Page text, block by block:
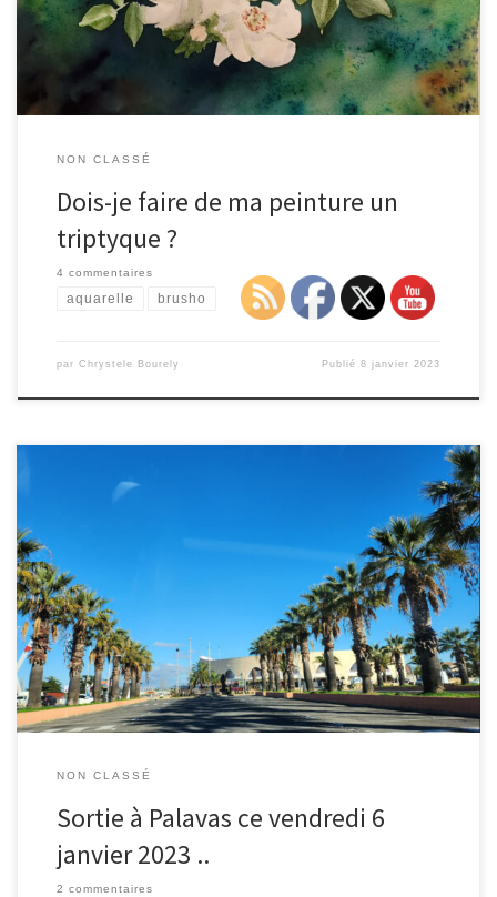
pas ?! voilà à quoi ça ressemblerait … sinon je la […]
NON CLASSÉ
Dois-je faire de ma peinture un
triptyque ?
4 commentaires
aquarelle brusho
par Chrystele Bourely Publié8 janvier 2023
A Palavas une fois arrivées ! Avec Jalila Au fou ! (derrière moi on
voit un nageur !!)
NON CLASSÉ
Sortie à Palavas ce vendredi 6
janvier 2023 ..
2 commentaires